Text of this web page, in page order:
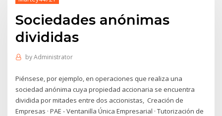
Sociedades anónimas
divididas
byAdministrator
Piénsese, por ejemplo, en operaciones que realiza una
sociedad anónima cuya propiedad accionaria se encuentra
dividida por mitades entre dos accionistas, Creación de
Empresas · PAE - Ventanilla Única Empresarial · Tutorización de